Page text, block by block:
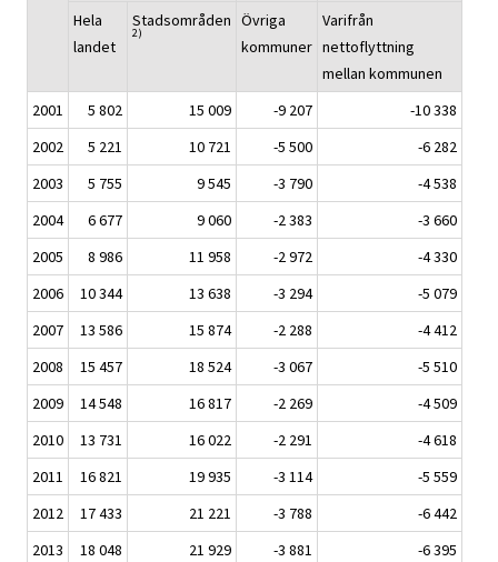
Hela
landet
Stadsområden
2)
Övriga
kommuner
Varifrån
nettoflyttning
mellan kommunen
2001
5 802 15 009 -9 207
-10 338
2002
5 221 10 721 -5 500
-6 282
2003
5 755 9 545 -3 790
-4 538
2004
6 677 9 060 -2 383
-3 660
2005
8 986 11 958 -2 972
-4 330
2006
10 344 13 638 -3 294
-5 079
2007
13 586 15 874 -2 288
-4 412
2008
15 457 18 524 -3 067
-5 510
2009
14 548 16 817 -2 269
-4 509
2010
13 731 16 022 -2 291
-4 618
2011
16 821 19 935 -3 114
-5 559
2012
17 433 21 221 -3 788
-6 442
2013
18 048 21 929 -3 881
-6 395